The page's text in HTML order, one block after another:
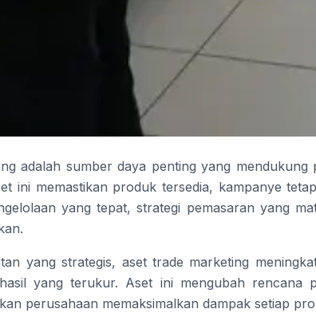
adalah sumber daya penting yang
ini memastikan produk tersedia, kampanye
yang tepat, strategi pemasaran yang
yang strategis, aset trade marketing
yang terukur. Aset ini mengubah rencana
perusahaan memaksimalkan dampak setiap